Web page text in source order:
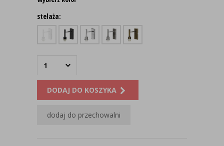
stelaża:
DODAJ DO KOSZYKA
dodaj do przechowalni